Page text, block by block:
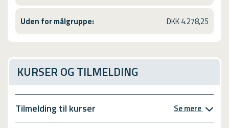
Uden for målgruppe: DKK 4.278,25
KURSER OG TILMELDING
Tilmelding til kurser Se mere